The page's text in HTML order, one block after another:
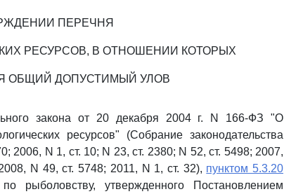
ПЕРЕЧНЯ
РЕСУРСОВ, В ОТНОШЕНИИ КОТОРЫХ
ОБЩИЙ ДОПУСТИМЫЙ УЛОВ
закона от 20 декабря 2004 г. N 166-ФЗ "О
ресурсов" (Собрание законодательства
2006, N 1, ст. 10; N 23, ст. 2380; N 52, ст. 5498; 2007,
N 49, ст. 5748; 2011, N 1, ст. 32), пунктом 5.3.20
рыболовству, утвержденного Постановлением